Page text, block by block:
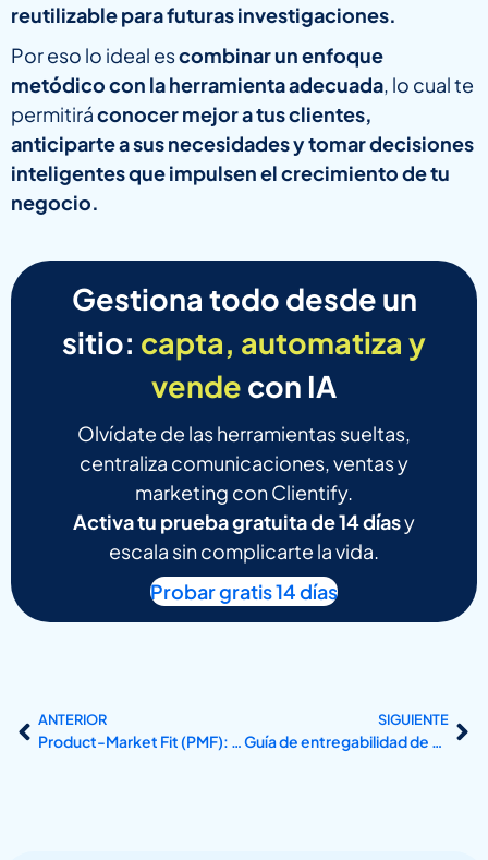
reutilizable para futuras investigaciones.
Por eso lo ideal escombinar un enfoque
metódico con la herramienta adecuada, lo cual te
permitiráconocer mejor a tus clientes,
anticiparte a sus necesidades y tomar decisiones
inteligentes que impulsen el crecimiento de tu
negocio.
Gestiona todo desde un
sitio: capta, automatiza y
vende con IA
Olvídate de las herramientas sueltas,
centraliza comunicaciones, ventas y
marketing con Clientify.
Activa tu prueba gratuita de 14 díasy
escala sin complicarte la vida.
Probar gratis 14 días
ANTERIOR
Product-Market Fit (PMF): Qué es, por qué es crucial
SIGUIENTE
Guía de entregabilidad de email marketing: cómo llegar al inbox y no al spam